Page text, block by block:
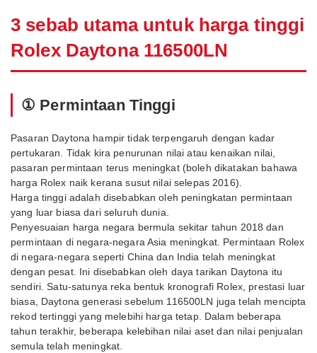
3 sebab utama untuk harga tinggi
Rolex Daytona 116500LN
① Permintaan Tinggi
Pasaran Daytona hampir tidak terpengaruh dengan kadar
pertukaran. Tidak kira penurunan nilai atau kenaikan nilai,
pasaran permintaan terus meningkat (boleh dikatakan bahawa
harga Rolex naik kerana susut nilai selepas 2016).
Harga tinggi adalah disebabkan oleh peningkatan permintaan
yang luar biasa dari seluruh dunia.
Penyesuaian harga negara bermula sekitar tahun 2018 dan
permintaan di negara-negara Asia meningkat. Permintaan Rolex
di negara-negara seperti China dan India telah meningkat
dengan pesat. Ini disebabkan oleh daya tarikan Daytona itu
sendiri. Satu-satunya reka bentuk kronografi Rolex, prestasi luar
biasa, Daytona generasi sebelum 116500LN juga telah mencipta
rekod tertinggi yang melebihi harga tetap. Dalam beberapa
tahun terakhir, beberapa kelebihan nilai aset dan nilai penjualan
semula telah meningkat.